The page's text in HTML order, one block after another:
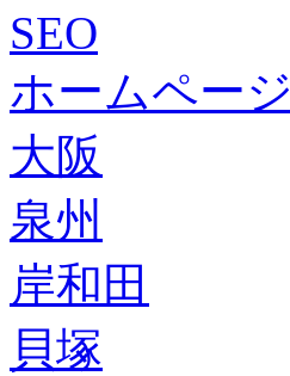
SEO
ホームページ
大阪
泉州
岸和田
貝塚